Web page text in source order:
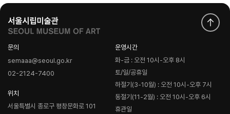
문의
semaaa@seoul.go.kr
02-2124-7400
위치
서울특별시 종로구 평창문화로 101
운영시간
화-금 : 오전 10시-오후 8시
토/일/공휴일
하절기(3-10월) : 오전 10시-오후 7시
동절기(11-2월) : 오전 10시-오후 6시
휴관일